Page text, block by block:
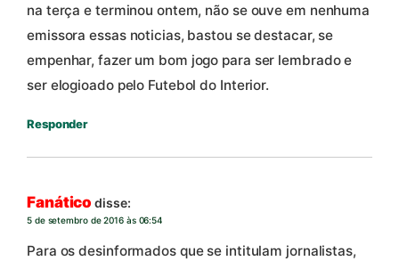
na terça e terminou ontem, não se ouve em nenhuma
emissora essas noticias, bastou se destacar, se
empenhar, fazer um bom jogo para ser lembrado e
ser elogioado pelo Futebol do Interior.
Responder
Fanático disse:
5 de setembro de 2016 às 06:54
Para os desinformados que se intitulam jornalistas,